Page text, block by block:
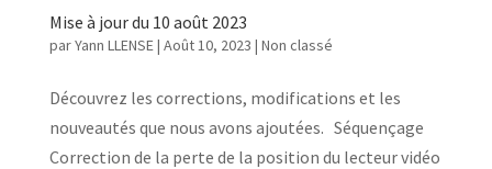
Mise à jour du 10 août 2023
parYann LLENSE| Août 10, 2023 | Non classé
Découvrez les corrections, modifications et les
nouveautés que nous avons ajoutées. Séquençage
Correction de la perte de la position du lecteur vidéo